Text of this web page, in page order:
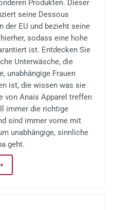
Produkten. Dieser
seine Dessous
der EU und bezieht seine
sodass eine hohe
ist. Entdecken Sie
Unterwäsche, die
unabhängige Frauen
ist, die wissen was sie
von Anais Apparel treffen
immer die richtige
sind immer vorne mit
unabhängige, sinnliche
geht.